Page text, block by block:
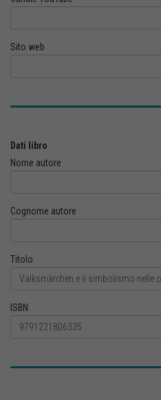
Sito web
Dati libro
Nome autore
Cognome autore
Titolo
ISBN